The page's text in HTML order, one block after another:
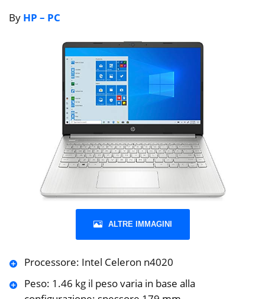
By HP – PC
ALTRE IMMAGINI
Processore: Intel Celeron n4020
Peso: 1.46 kg il peso varia in base alla